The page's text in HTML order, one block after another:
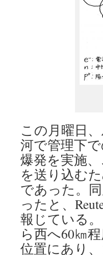
この月曜日
河で管理下
爆発を実施
を送り込む
であった。
ったと、
報じている
ら西へ60㎞
位置にあり